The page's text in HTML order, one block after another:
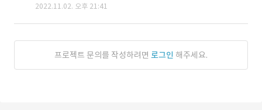
2022.11.02. 오후 21:41
프로젝트 문의를 작성하려면 로그인 해주세요.